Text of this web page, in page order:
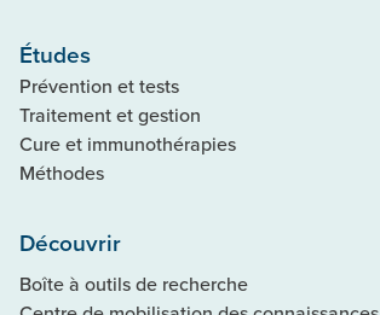
Études
Prévention et tests
Traitement et gestion
Cure et immunothérapies
Méthodes
Découvrir
Boîte à outils de recherche